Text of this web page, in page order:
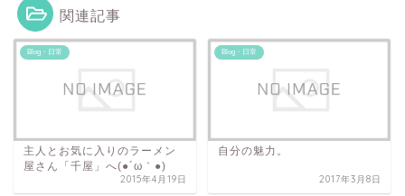
関連記事
Blog・日常
主人とお気に入りのラーメン
屋さん「千屋」へ(●´ω｀●)ゞ
2015年4月19日
Blog・日常
自分の魅力。
2017年3月8日